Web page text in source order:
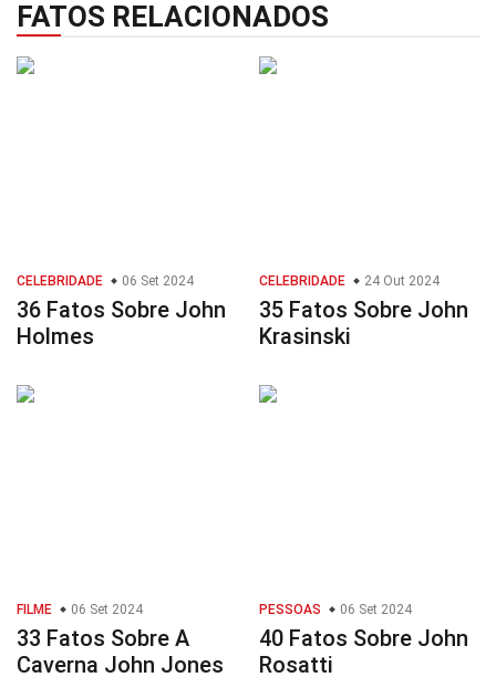
FATOS RELACIONADOS
CELEBRIDADE 06 Set 2024
36 Fatos Sobre John
Holmes
CELEBRIDADE 24 Out 2024
35 Fatos Sobre John
Krasinski
FILME 06 Set 2024
33 Fatos Sobre A
Caverna John Jones
PESSOAS 06 Set 2024
40 Fatos Sobre John
Rosatti